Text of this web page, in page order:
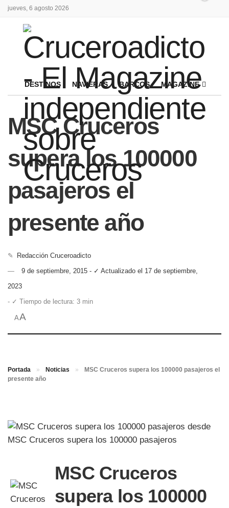
jueves, 6 agosto 2026
DESTINOS NAVIERAS BARCOS MAGAZINE
MSC Cruceros
supera los 100000
pasajeros el
presente año
✎
Redacción Cruceroadicto
9 de septiembre, 2015 - ✓ Actualizado el 17 de septiembre,
2023
- ✓ Tiempo de lectura: 3 min
AA
Portada » Noticias »
MSC Cruceros supera los 100000 pasajeros el
presente año
MSC Cruceros
supera los 100000